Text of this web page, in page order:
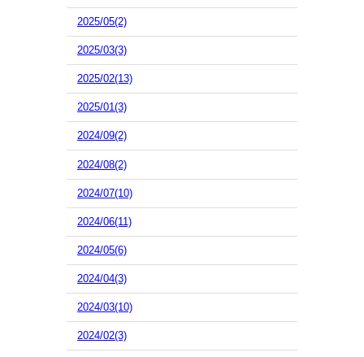
2025/05(2)
2025/03(3)
2025/02(13)
2025/01(3)
2024/09(2)
2024/08(2)
2024/07(10)
2024/06(11)
2024/05(6)
2024/04(3)
2024/03(10)
2024/02(3)